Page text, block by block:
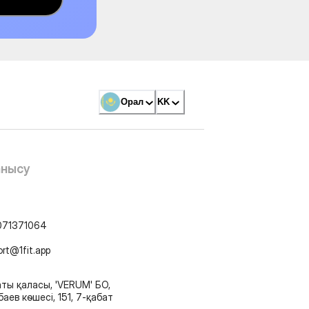
Орал KK
қаласы, 'VERUM' БО,
көшесі, 151, 7-қабат